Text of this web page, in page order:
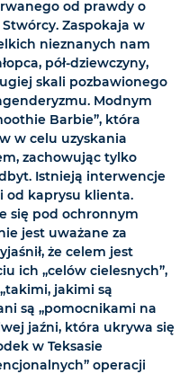
od prawdy o
Zaspokaja w
nieznanych nam
pół-dziewczyny,
skali pozbawionego
Modnym
Barbie”, która
w celu uzyskania
zachowując tylko
Istnieją interwencje
od kaprysu klienta.
się pod ochronnym
jest uważane za
że celem jest
ich „celów cielesnych”,
jakimi są
są „pomocnikami na
jaźni, która ukrywa się
w Teksasie
operacji